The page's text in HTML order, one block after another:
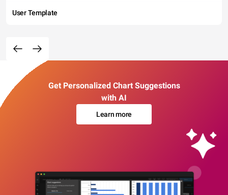
User Template
Get Personalized Chart Suggestions
with AI
Learn more